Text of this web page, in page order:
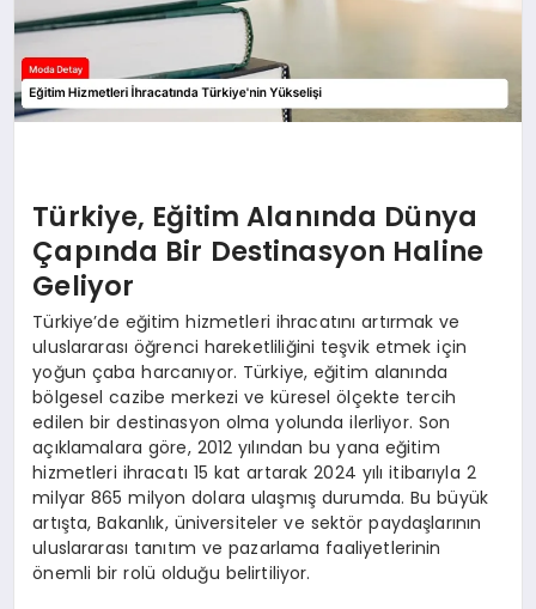
Türkiye, Eğitim Alanında Dünya
Çapında Bir Destinasyon Haline
Geliyor
Türkiye’de eğitim hizmetleri ihracatını artırmak ve
uluslararası öğrenci hareketliliğini teşvik etmek için
yoğun çaba harcanıyor. Türkiye, eğitim alanında
bölgesel cazibe merkezi ve küresel ölçekte tercih
edilen bir destinasyon olma yolunda ilerliyor. Son
açıklamalara göre, 2012 yılından bu yana eğitim
hizmetleri ihracatı 15 kat artarak 2024 yılı itibarıyla 2
milyar 865 milyon dolara ulaşmış durumda. Bu büyük
artışta, Bakanlık, üniversiteler ve sektör paydaşlarının
uluslararası tanıtım ve pazarlama faaliyetlerinin
önemli bir rolü olduğu belirtiliyor.